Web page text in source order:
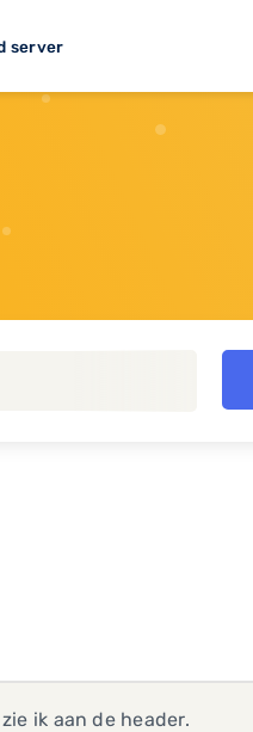
server
ik aan de header.